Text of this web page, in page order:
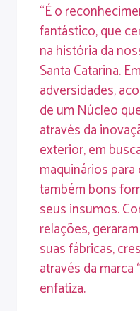
“É o
fantástico, que
na história da
Santa Catarina.
adversidades,
de um Núcleo
através da
exterior, em
maquinários
também bons
seus insumos.
relações,
suas fábricas,
através da marca
enfatiza.